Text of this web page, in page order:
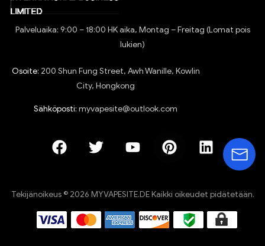
Palveluaika: 9:00 – 18:00 HK aika, Montag – Freitag (Lomat pois
lukien)
Osoite: 200 Shun Fung Street, Awh Wanille, Kowlin
City, Hongkong
Sähköposti: myvapesite@outlook.com
Tekijänoikeus © 2026 MYVAPESITE.DE Kaikki oikeudet pidätetään.